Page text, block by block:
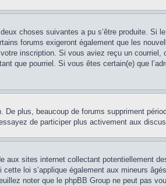
choses suivantes a pu s’être produite.
forums exigeront également que les
inscription. Si vous aviez reçu un
que pourriel. Si vous êtes certain(e) que
plus, beaucoup de forums suppriment
de participer plus activement aux
aux sites internet collectant potentiellement
loi s’applique également aux mineurs
noter que le phpBB Group ne peut pas